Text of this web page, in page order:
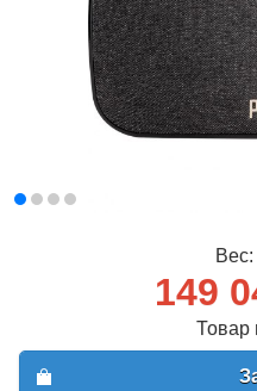
Вес:
149
Товар